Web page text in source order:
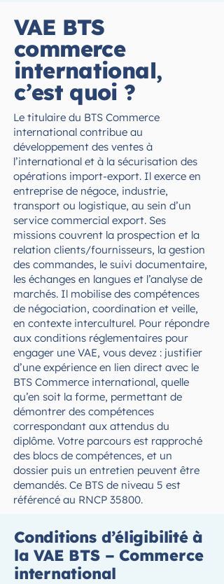
VAE BTS
commerce
international,
c’est quoi ?
Le titulaire du BTS Commerce
international contribue au
développement des ventes à
l’international et à la sécurisation des
opérations import-export. Il exerce en
entreprise de négoce, industrie,
transport ou logistique, au sein d’un
service commercial export. Ses
missions couvrent la prospection et la
relation clients/fournisseurs, la gestion
des commandes, le suivi documentaire,
les échanges en langues et l’analyse de
marchés. Il mobilise des compétences
de négociation, coordination et veille,
en contexte interculturel. Pour répondre
aux conditions réglementaires pour
engager une VAE, vous devez : justifier
d’une expérience en lien direct avec le
BTS Commerce international, quelle
qu’en soit la forme, permettant de
démontrer des compétences
correspondant aux attendus du
diplôme. Votre parcours est rapproché
des blocs de compétences, et un
dossier puis un entretien peuvent être
demandés. Ce BTS de niveau 5 est
référencé au RNCP 35800.
Conditions d’éligibilité à
la VAE BTS – Commerce
international